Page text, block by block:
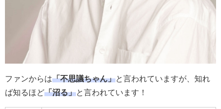
ファンからは「不思議ちゃん」と言われていますが、知れ
ば知るほど「沼る」と言われています！